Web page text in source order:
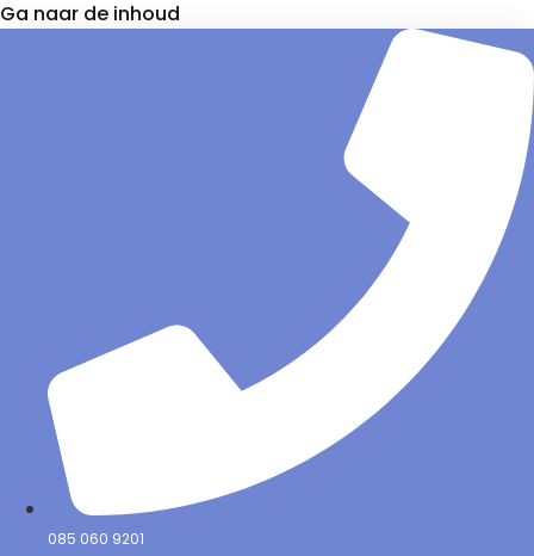
Ga naar de inhoud
085 060 9201